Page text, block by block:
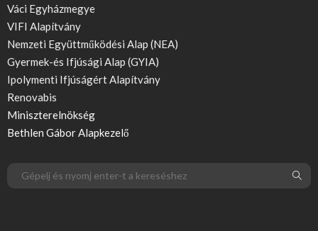
Váci Egyházmegye
VIFI Alapítvány
Nemzeti Együttműködési Alap (NEA)
Gyermek-és Ifjúsági Alap (GYIA)
Ipolymenti Ifjúságért Alapítvány
Renovabis
Miniszterelnökség
Bethlen Gábor Alapkezelő